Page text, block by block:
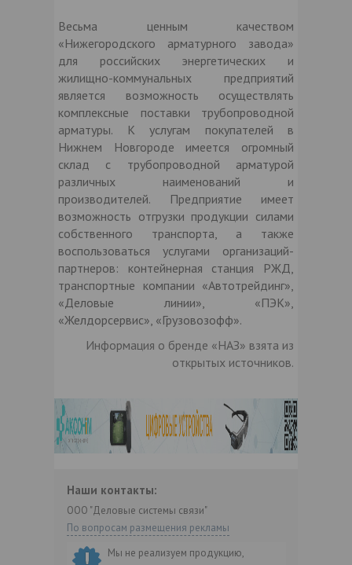
Весьма ценным качеством
«Нижегородского арматурного завода»
для российских энергетических и
жилищно-коммунальных предприятий
является возможность осуществлять
комплексные поставки трубопроводной
арматуры. К услугам покупателей в
Нижнем Новгороде имеется огромный
склад с трубопроводной арматурой
различных наименований и
производителей. Предприятие имеет
возможность отгрузки продукции силами
собственного транспорта, а также
воспользоваться услугами организаций-
партнеров: контейнерная станция РЖД,
транспортные компании «Автотрейдинг»,
«Деловые линии», «ПЭК»,
«Желдорсервис», «Грузовозофф».
Информация о бренде «НАЗ» взята из
открытых источников.
Наши контакты:
ООО "Деловые системы связи"
По вопросам размещения рекламы
Мы не реализуем продукцию,